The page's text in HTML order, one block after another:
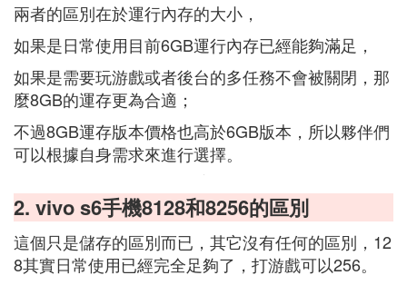
兩者的區別在於運行內存的大小，
如果是日常使用目前6GB運行內存已經能夠滿足，
如果是需要玩游戲或者後台的多任務不會被關閉，那
麼8GB的運存更為合適；
不過8GB運存版本價格也高於6GB版本，所以夥伴們
可以根據自身需求來進行選擇。
2. vivo s6手機8128和8256的區別
這個只是儲存的區別而已，其它沒有任何的區別，12
8其實日常使用已經完全足夠了，打游戲可以256。